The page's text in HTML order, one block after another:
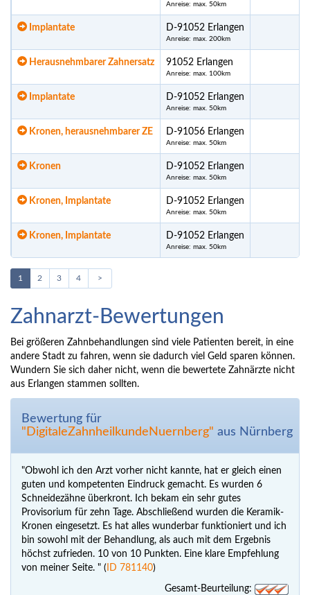
Anreise: max. 50km
Implantate D-91052 Erlangen
Anreise: max. 200km
Herausnehmbarer Zahnersatz 91052 Erlangen
Anreise: max. 100km
Implantate D-91052 Erlangen
Anreise: max. 50km
Kronen, herausnehmbarer ZE D-91056 Erlangen
Anreise: max. 50km
Kronen D-91052 Erlangen
Anreise: max. 50km
Kronen, Implantate D-91052 Erlangen
Anreise: max. 50km
Kronen, Implantate D-91052 Erlangen
Anreise: max. 50km
1 2 3 4 >
Zahnarzt-Bewertungen
Bei größeren Zahnbehandlungen sind viele Patienten bereit, in eine
andere Stadt zu fahren, wenn sie dadurch viel Geld sparen können.
Wundern Sie sich daher nicht, wenn die bewertete Zahnärzte nicht
aus Erlangen stammen sollten.
Bewertung für
"DigitaleZahnheilkundeNuernberg" aus Nürnberg
"Obwohl ich den Arzt vorher nicht kannte, hat er gleich einen
guten und kompetenten Eindruck gemacht. Es wurden 6
Schneidezähne überkront. Ich bekam ein sehr gutes
Provisorium für zehn Tage. Abschließend wurden die Keramik-
Kronen eingesetzt. Es hat alles wunderbar funktioniert und ich
bin sowohl mit der Behandlung, als auch mit dem Ergebnis
höchst zufrieden. 10 von 10 Punkten. Eine klare Empfehlung
von meiner Seite. " ( ID 781140)
Gesamt-Beurteilung: